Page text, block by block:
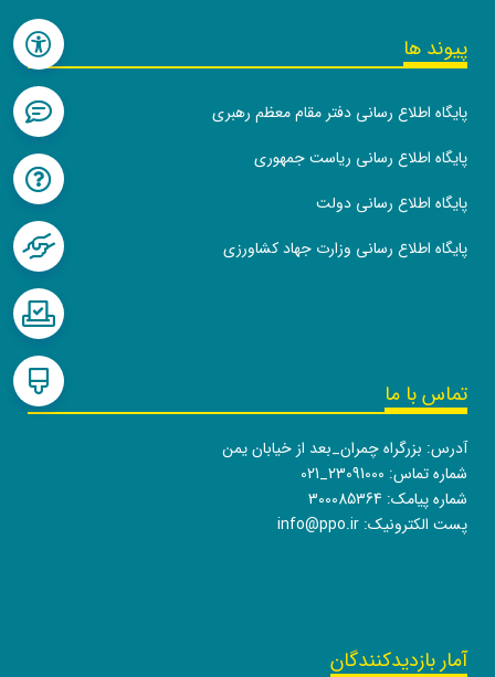
پیوند ها
پایگاه اطلاع رسانی دفتر مقام معظم رهبری
پایگاه اطلاع رسانی ریاست جمهوری
پایگاه اطلاع رسانی دولت
پایگاه اطلاع رسانی وزارت جهاد کشاورزی
تماس با ما
آدرس: بزرگراه چمران_بعد از خیابان یمن
شماره تماس: 021_23091000
شماره پیامک: 300085364
پست الکترونیک: info@ppo.ir
آمار بازدیدکنندگان